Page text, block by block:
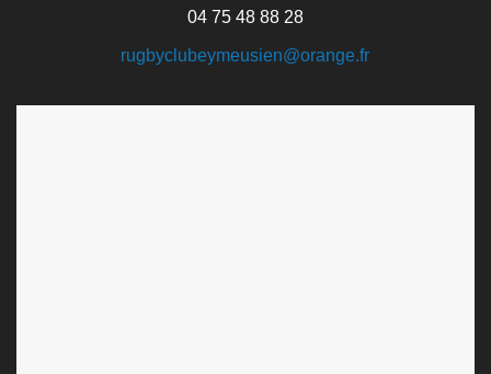
04 75 48 88 28
rugbyclubeymeusien@orange.fr